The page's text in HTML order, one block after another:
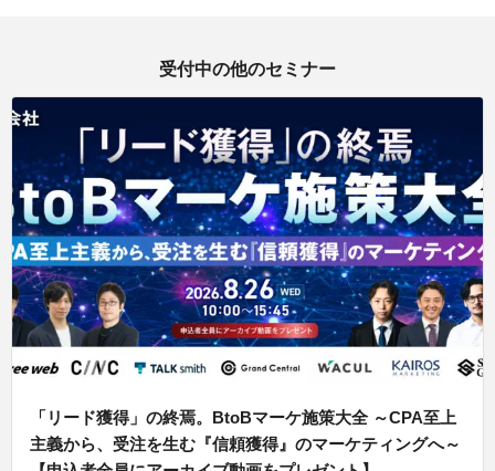
受付中の他のセミナー
「リード獲得」の終焉。BtoBマーケ施策大全 ～CPA至上
主義から、受注を生む『信頼獲得』のマーケティングへ～